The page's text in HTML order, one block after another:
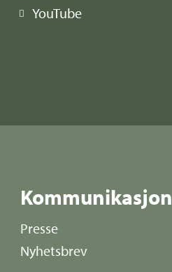
YouTube
Kommunikasjon
Presse
Nyhetsbrev